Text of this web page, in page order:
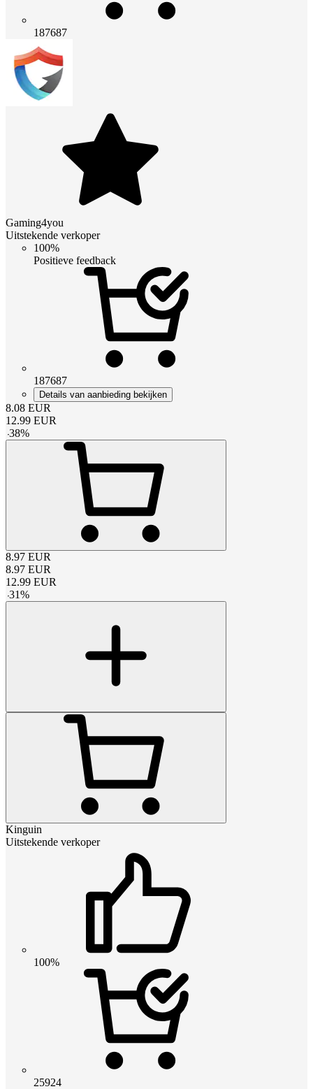
187687
Gaming4you
Uitstekende verkoper
100%
Positieve feedback
187687
Details van aanbieding bekijken
8.08 EUR
12.99 EUR
-38%
8.97 EUR
8.97 EUR
12.99 EUR
-31%
Kinguin
Uitstekende verkoper
100%
25924